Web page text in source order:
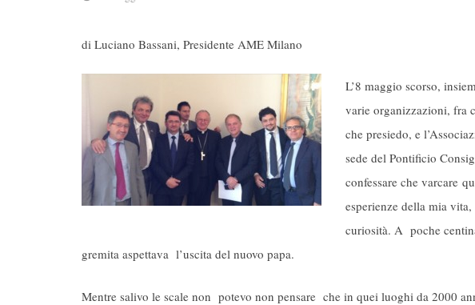
di Luciano Bassani, Presidente AME Milano
L’8 maggio scorso,
varie organizzazioni, fra
che presiedo, e
sede del Pontificio
confessare che varcare
esperienze della mia
curiosità. A poche
gremita aspettava l’uscita del nuovo papa.
Mentre salivo le scale non potevo non pensare che in quei luoghi da 2000